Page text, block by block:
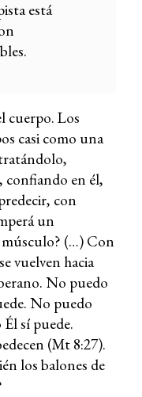
está
cuerpo. Los
casi como una
confiando en él,
con
un
músculo? (…) Con
vuelven hacia
No puedo
No puedo
sí puede.
(Mt 8:27).
los balones de